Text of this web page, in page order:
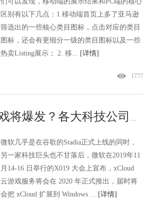
区别有以下几点：1.移动端首页上多了亚马逊
筛选出的一些核心类目图标，点击对应的类目
图标，还会有更细分一级的类目图标以及一些
热卖Listing展示； 2. 移... [详情]
1777
微软几乎是在谷歌的Stadia正式上线的同时，
另一家科技巨头也不甘落后，微软在2019年11
月14-16 日举行的X019 大会上宣布，xCloud
云游戏服务将会在 2020 年正式推出，届时将
会把 xCloud 扩展到 Windows ...
[详情]